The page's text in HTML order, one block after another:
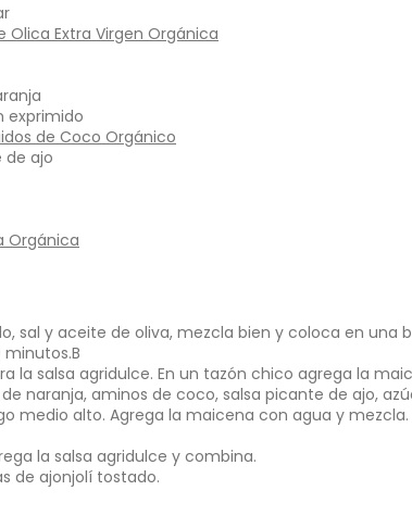
nueva
ventana.
Olica Extra Virgen Orgánica
exprimido
de Coco Orgánico
de ajo
Orgánica
sal y aceite de oliva, mezcla bien y coloca en una
la salsa agridulce. En un tazón chico agrega la
naranja, aminos de coco, salsa picante de ajo,
medio alto. Agrega la maicena con agua y
la salsa agridulce y combina.
de ajonjolí tostado.